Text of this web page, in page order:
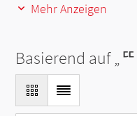
Mehr Anzeigen
Basierend auf „ᄄ